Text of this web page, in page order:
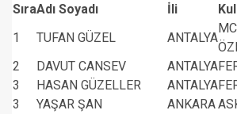
SıraAdı Soyadı İli
1
TUFAN GÜZEL ANTALYA
2
DAVUT CANSEV ANTALYA
3
HASAN GÜZELLER ANTALYA
3
YAŞAR ŞAN ANKARA